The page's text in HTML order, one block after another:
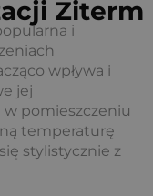
Ziterm
i
wpływa i
jej
pomieszczeniu
temperaturę
stylistycznie z